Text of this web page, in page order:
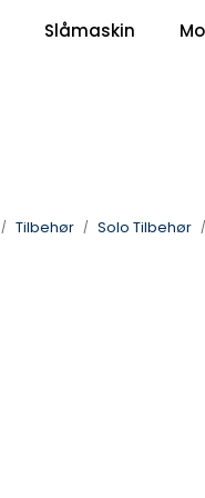
Deletegninger
Slåmaskin
Tilbehør Solo Tilbehør